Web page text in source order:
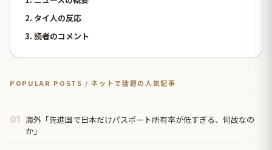
2. タイ人の反応
3. 読者のコメント
POPULAR POSTS / ネットで話題の人気記事
01 海外「先進国で日本だけパスポート所有率が低すぎる、何故なの
か」